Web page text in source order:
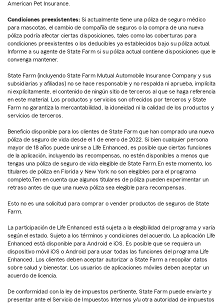
American Pet Insurance.
Condiciones preexistentes: Si actualmente tiene una póliza de seguro médico
para mascotas, el cambio de compañía de seguros o la compra de una nueva
póliza podría afectar ciertas disposiciones, tales como las coberturas para
condiciones preexistentes o los deducibles ya establecidos bajo su póliza actual.
Informe a su agente de State Farm si su póliza actual contiene disposiciones que le
convenga mantener.
State Farm (incluyendo State Farm Mutual Automobile Insurance Company y sus
subsidiarias y afiliadas) no se hace responsable y no respalda ni aprueba, implícita
ni explícitamente, el contenido de ningún sitio de terceros al que se haga referencia
en este material. Los productos y servicios son ofrecidos por terceros y State
Farm no garantiza la mercantabilidad, la idoneidad ni la calidad de los productos y
servicios de terceros.
Beneficio disponible para los clientes de State Farm que han comprado una nueva
póliza de seguro de vida desde el 1 de enero de 2022. Si bien cualquier persona
mayor de 18 años puede unirse a Life Enhanced, es posible que ciertas funciones
de la aplicación, incluyendo las recompensas, no estén disponibles a menos que
tengas una póliza de seguro de vida elegible de State Farm.En este momento, los
titulares de póliza en Florida y New York no son elegibles para el programa
completo.Ten en cuenta que algunos titulares de póliza pueden experimentar un
retraso antes de que una nueva póliza sea elegible para recompensas.
Esto no es una solicitud para comprar o vender productos de seguros de State
Farm.
La participación de Life Enhanced está sujeta a la elegibilidad del programa y varía
según el estado. Sujeto a los términos y condiciones del acuerdo. La aplicación Life
Enhanced está disponible para Android e iOS. Es posible que se requiera un
dispositivo móvil iOS o Android para usar todas las funciones del programa Life
Enhanced. Los clientes deben aceptar autorizar a State Farm a recopilar datos
sobre salud y bienestar. Los usuarios de aplicaciones móviles deben aceptar un
acuerdo de licencia.
De conformidad con la ley de impuestos pertinente, State Farm puede enviarte y
presentar ante el Servicio de Impuestos Internos y/u otra autoridad de impuestos